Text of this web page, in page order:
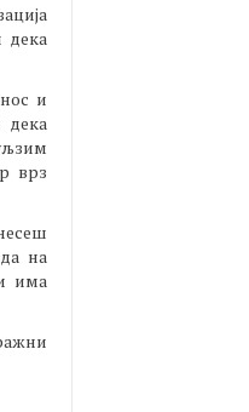
дека
и
дека
врз
на
има